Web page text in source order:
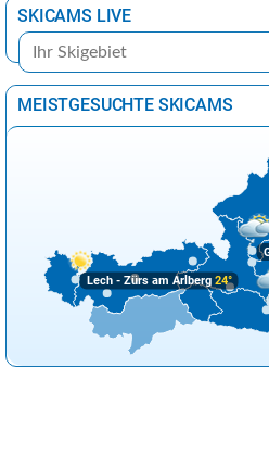
SKICAMS LIVE
MEISTGESUCHTE SKICAMS
Lech - Zürs am Arlberg24°